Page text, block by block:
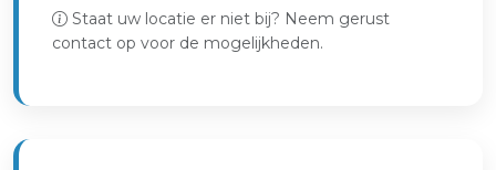
Staat uw locatie er niet bij? Neem gerust
contact op voor de mogelijkheden.